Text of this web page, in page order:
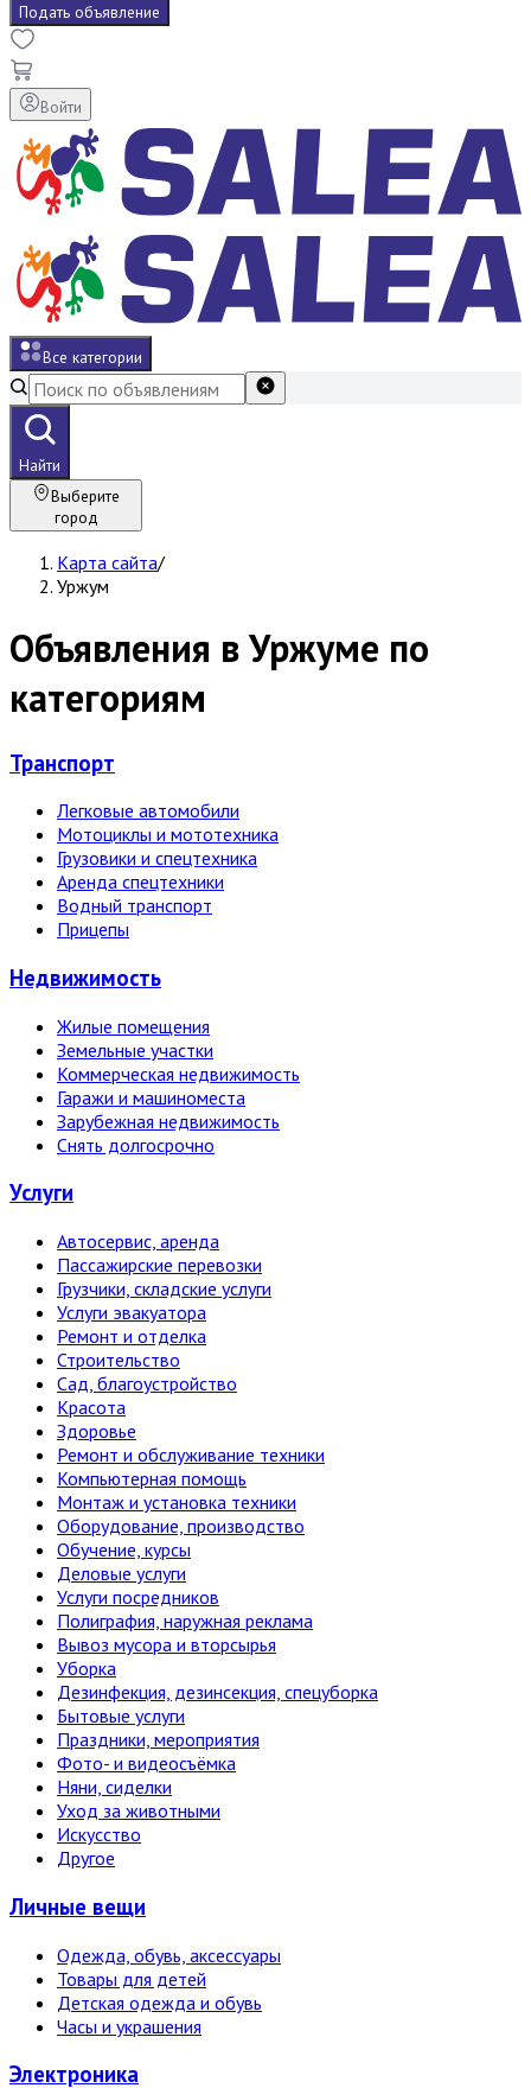
Подать объявление
Войти
Все категории
Найти
Выберите
город
Карта сайта/
Уржум
Объявления в Уржуме по
категориям
Транспорт
Легковые автомобили
Мотоциклы и мототехника
Грузовики и спецтехника
Аренда спецтехники
Водный транспорт
Прицепы
Недвижи­мость
Жилые помещения
Земельные участки
Коммерческая недвижимость
Гаражи и машиноместа
Зарубежная недвижимость
Снять долгосрочно
Услуги
Автосервис, аренда
Пассажирские перевозки
Грузчики, складские услуги
Услуги эвакуатора
Ремонт и отделка
Строительство
Сад, благоустройство
Красота
Здоровье
Ремонт и обслуживание техники
Компьютерная помощь
Монтаж и установка техники
Оборудование, производство
Обучение, курсы
Деловые услуги
Услуги посредников
Полиграфия, наружная реклама
Вывоз мусора и вторсырья
Уборка
Дезинфекция, дезинсекция, спецуборка
Бытовые услуги
Праздники, мероприятия
Фото- и видеосъёмка
Няни, сиделки
Уход за животными
Искусство
Другое
Личные вещи
Одежда, обувь, аксессуары
Товары для детей
Детская одежда и обувь
Часы и украшения
Электро­ника